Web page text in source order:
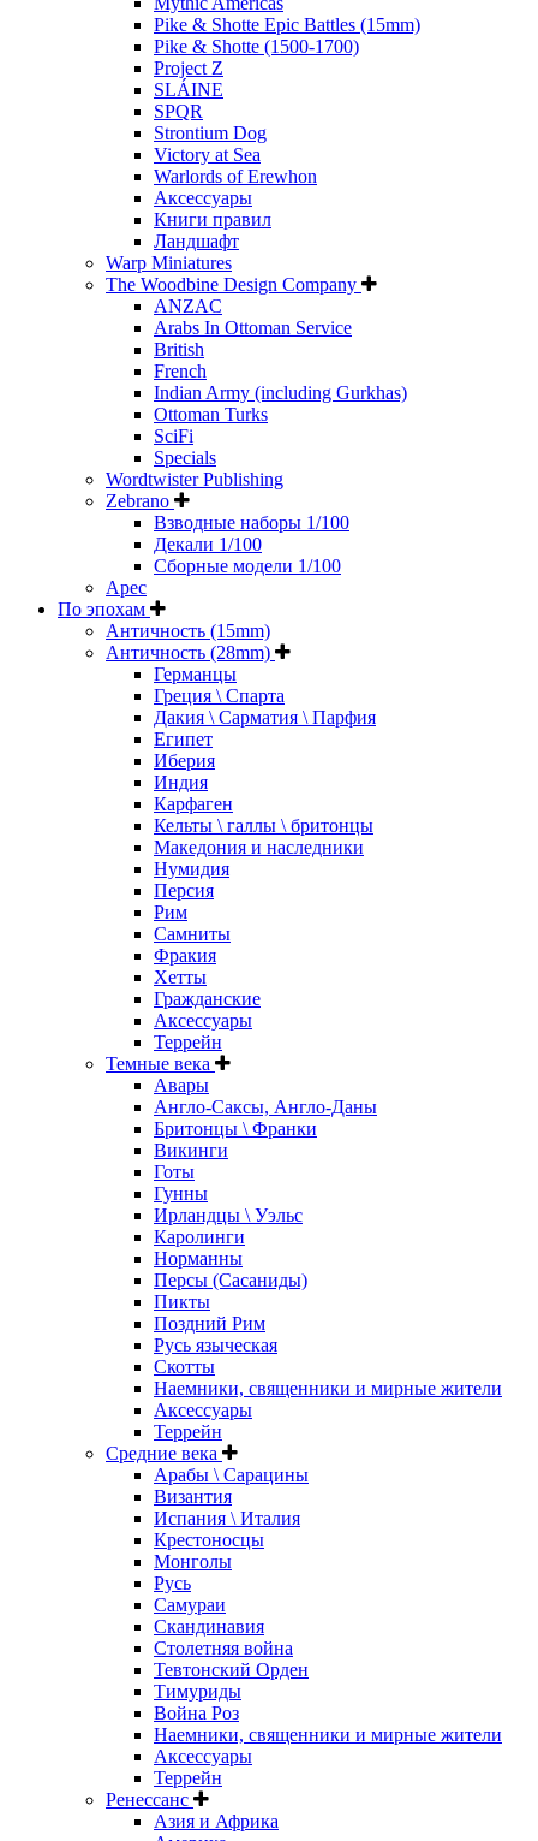
Pike & Shotte Epic Battles (15mm)
Pike & Shotte (1500-1700)
Project Z
SLÁINE
SPQR
Strontium Dog
Victory at Sea
Warlords of Erewhon
Аксессуары
Книги правил
Ландшафт
Warp Miniatures
The Woodbine Design Company
ANZAC
Arabs In Ottoman Service
British
French
Indian Army (including Gurkhas)
Ottoman Turks
SciFi
Specials
Wordtwister Publishing
Zebrano
Взводные наборы 1/100
Декали 1/100
Сборные модели 1/100
Арес
По эпохам
Античность (15mm)
Античность (28mm)
Германцы
Греция \ Спарта
Дакия \ Сарматия \ Парфия
Египет
Иберия
Индия
Карфаген
Кельты \ галлы \ бритонцы
Македония и наследники
Нумидия
Персия
Рим
Самниты
Фракия
Хетты
Гражданские
Аксессуары
Террейн
Темные века
Авары
Англо-Саксы, Англо-Даны
Бритонцы \ Франки
Викинги
Готы
Гунны
Ирландцы \ Уэльс
Каролинги
Норманны
Персы (Сасаниды)
Пикты
Поздний Рим
Русь языческая
Скотты
Наемники, священники и мирные жители
Аксессуары
Террейн
Средние века
Арабы \ Сарацины
Византия
Испания \ Италия
Крестоносцы
Монголы
Русь
Самураи
Скандинавия
Столетняя война
Тевтонский Орден
Тимуриды
Война Роз
Наемники, священники и мирные жители
Аксессуары
Террейн
Ренессанс
Азия и Африка